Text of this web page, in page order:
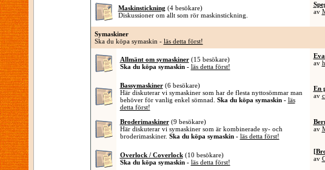
Maskinstickning (4 besökare)
Diskussioner om allt som rör maskinstickning.
av
Symaskiner
Ska du köpa symaskin - läs detta först!
Allmänt om symaskiner (15 besökare)
Ska du köpa symaskin - läs detta först!
av
Bassymaskiner (6 besökare)
Här diskuterar vi symaskiner som har de flesta nyttosömmar man
behöver för vanlig enkel sömnad. Ska du köpa symaskin - läs
detta först!
En
av
Broderimaskiner (9 besökare)
Här diskuterar vi symaskiner som är kombinerade sy- och
broderimaskiner. Ska du köpa symaskin - läs detta först!
av
Overlock / Coverlock (10 besökare)
Ska du köpa symaskin - läs detta först!
av